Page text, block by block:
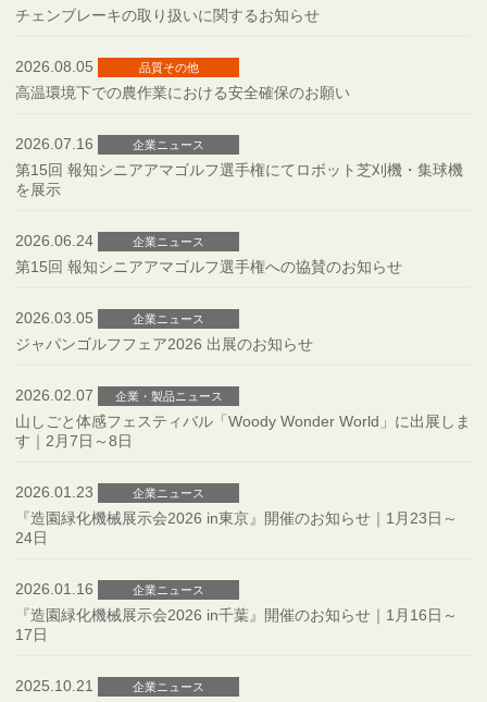
チェンブレーキの取り扱いに関するお知らせ
2026.08.05 品質その他
高温環境下での農作業における安全確保のお願い
2026.07.16 企業ニュース
第15回 報知シニアアマゴルフ選手権にてロボット芝刈機・集球機
を展示
2026.06.24 企業ニュース
第15回 報知シニアアマゴルフ選手権への協賛のお知らせ
2026.03.05 企業ニュース
ジャパンゴルフフェア2026 出展のお知らせ
2026.02.07 企業・製品ニュース
山しごと体感フェスティバル「Woody Wonder World」に出展しま
す｜2月7日～8日
2026.01.23 企業ニュース
『造園緑化機械展示会2026 in東京』開催のお知らせ｜1月23日～
24日
2026.01.16 企業ニュース
『造園緑化機械展示会2026 in千葉』開催のお知らせ｜1月16日～
17日
2025.10.21 企業ニュース